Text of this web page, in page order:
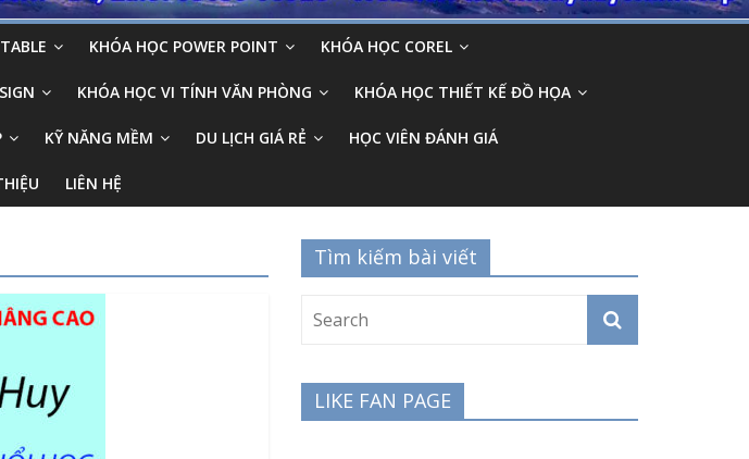
KHÓA HỌC POWER POINT KHÓA HỌC COREL
KHÓA HỌC VI TÍNH VĂN PHÒNG KHÓA HỌC THIẾT KẾ ĐỒ HỌA
KỸ NĂNG MỀM DU LỊCH GIÁ RẺ HỌC VIÊN ĐÁNH GIÁ
LIÊN HỆ
Tìm kiếm bài viết
LIKE FAN PAGE